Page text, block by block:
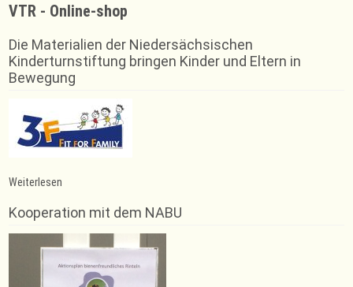
VTR - Online-shop
Die Materialien der Niedersächsischen
Kinderturnstiftung bringen Kinder und Eltern in
Bewegung
Weiterlesen
Knuhr
Landesmeisterin
im
Deutschen
Achtkampf
2018
Kooperation mit dem NABU